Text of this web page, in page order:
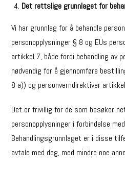
Det rettslige grunnlaget for
Vi har grunnlag for å behandle
personopplysninger § 8 og EUs
artikkel 7, både fordi behandling av
nødvendig for å gjennomføre
8 a)) og personverndirektiver
Det er frivillig for de som besøker
personopplysninger i forbindelse
Behandlingsgrunnlaget er i disse
avtale med deg, med mindre noe